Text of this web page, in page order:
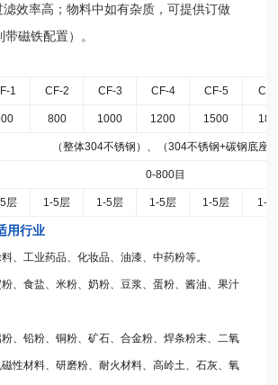
效率高；物料中如有杂质，可提供订做
带磁铁配置）。
1 CF-2 CF-3 CF-4 CF-5
800 1000 1200 1500
（整体304不锈钢）、（304不锈钢+碳钢底座
0-800目
层 1-5层 1-5层 1-5层 1-5层 1-5
用行业
、工业药品、化妆品、油漆、中药粉等。
、食盐、米粉、奶粉、豆浆、蛋粉、酱油、果汁
、铅粉、铜粉、矿石、合金粉、焊条粉末、二氧
性材料、研磨粉、耐火材料、高岭土、石灰、氧